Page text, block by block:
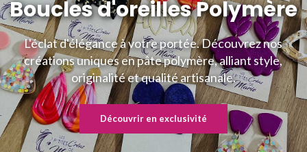
Boucles d'oreilles Polymère
Découvrir en exclusivité
L'éclat d'élégance à votre portée. Découvrez nos
créations uniques en pâte polymère, alliant style,
originalité et qualité artisanale.